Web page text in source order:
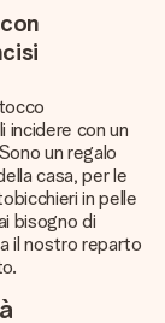
incidere con un
un regalo
casa, per le
in pelle
bisogno di
il nostro reparto